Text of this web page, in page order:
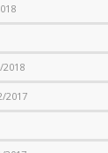
2018
2017